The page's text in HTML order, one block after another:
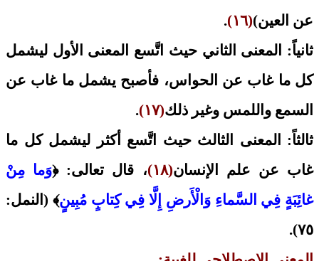
عن العين)(١٦)
.
ثانياً: المعنى الثاني حيث اتَّسع المعنى الأول ليشمل
كل ما غاب عن الحواس، فأصبح يشمل ما غاب عن
السمع واللمس وغير ذلك(١٧)
.
ثالثاً: المعنى الثالث حيث اتَّسع أكثر ليشمل كل ما
غاب عن علم الإنسان(١٨) ، قال تعالى: ﴿وَما مِنْ
غائِبَةٍ فِي السَّماءِ وَالْأَرضِ إِلَّا فِي كِتابٍ مُبِينٍ﴾ (النمل:
٧٥).